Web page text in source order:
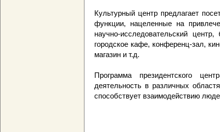
Культурный центр предлагает
функции, нацеленные на
научно-исследовательский
городское кафе, конференц-зал,
магазин и т.д.
Программа президентского
деятельность в различных
способствует взаимодействию